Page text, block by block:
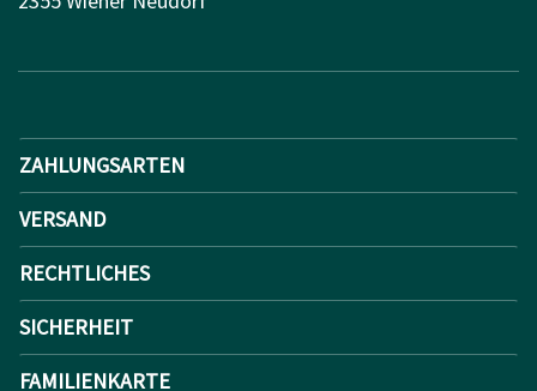
ZAHLUNGSARTEN
VERSAND
RECHTLICHES
SICHERHEIT
FAMILIENKARTE